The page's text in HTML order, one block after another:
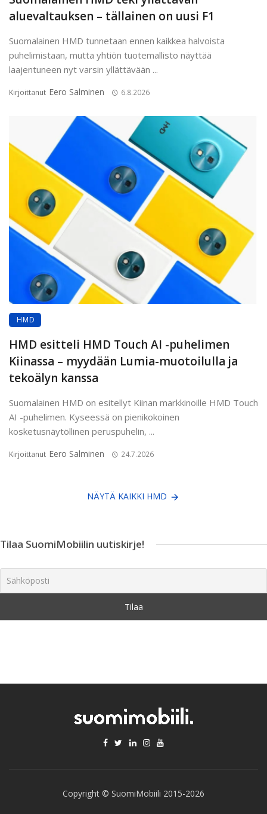
aluevaltauksen – tällainen on uusi F1
Suomalainen HMD tunnetaan ennen kaikkea halvoista
puhelimistaan, mutta yhtiön tuotemallisto näyttää
laajentuneen nyt varsin yllättävään ...
Kirjoittanut Eero Salminen 6.8.2026
HMD
HMD esitteli HMD Touch AI -puhelimen
Kiinassa – myydään Lumia-muotoilulla ja
tekoälyn kanssa
Suomalainen HMD on esitellyt Kiinan markkinoille HMD Touch
AI -puhelimen. Kyseessä on pienikokoinen
kosketusnäytöllinen peruspuhelin, ...
Kirjoittanut Eero Salminen 24.7.2026
NÄYTÄ KAIKKI HMD
Tilaa SuomiMobiilin uutiskirje!
Copyright © SuomiMobiili 2015-2026